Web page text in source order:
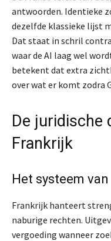
antwoorden. Identieke
dezelfde klassieke lijst
Dat staat in schril
waar de AI laag wel
betekent dat extra
over wat er komt zodra
De juridische
Frankrijk
Het systeem
Frankrijk hanteert
naburige rechten.
vergoeding wanneer